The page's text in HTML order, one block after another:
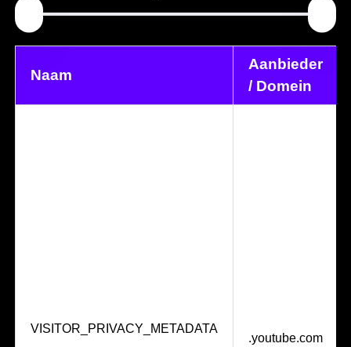
Naam
Aanbieder
/ Domein
VISITOR_PRIVACY_METADATA
.youtube.com